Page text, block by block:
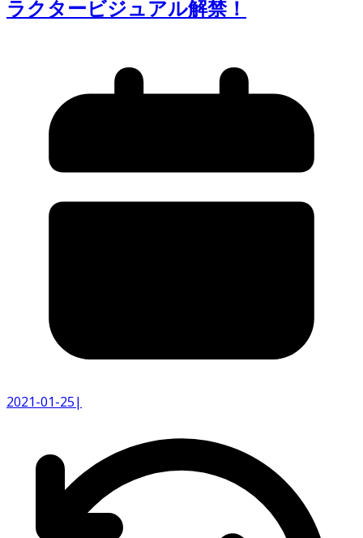
ラクタービジュアル解禁！
2021-01-25|